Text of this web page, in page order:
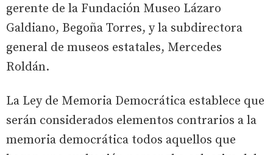
gerente de la Fundación Museo Lázaro
Galdiano, Begoña Torres, y la subdirectora
general de museos estatales, Mercedes
Roldán.
La Ley de Memoria Democrática establece que
serán considerados elementos contrarios a la
memoria democrática todos aquellos que